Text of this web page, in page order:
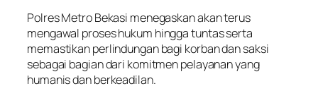
Polres Metro Bekasi menegaskan akan terus
mengawal proses hukum hingga tuntas serta
memastikan perlindungan bagi korban dan saksi
sebagai bagian dari komitmen pelayanan yang
humanis dan berkeadilan.